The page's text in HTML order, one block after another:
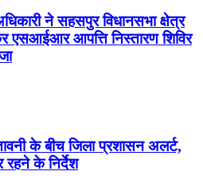
ने सहसपुर विधानसभा क्षेत्र
एसआईआर आपत्ति निस्तारण शिविर
के बीच जिला प्रशासन अलर्ट,
रहने के निर्देश